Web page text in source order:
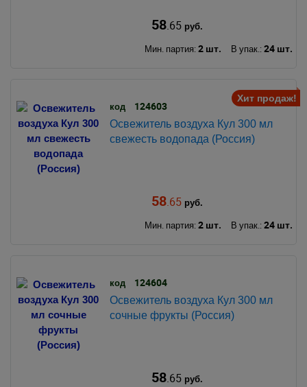
58.65руб.
Мин. партия: 2 шт. В упак.: 24 шт.
Хит продаж!
код 124603
Освежитель воздуха Кул 300 мл
свежесть водопада (Россия)
58.65руб.
Мин. партия: 2 шт. В упак.: 24 шт.
код 124604
Освежитель воздуха Кул 300 мл
сочные фрукты (Россия)
58.65руб.